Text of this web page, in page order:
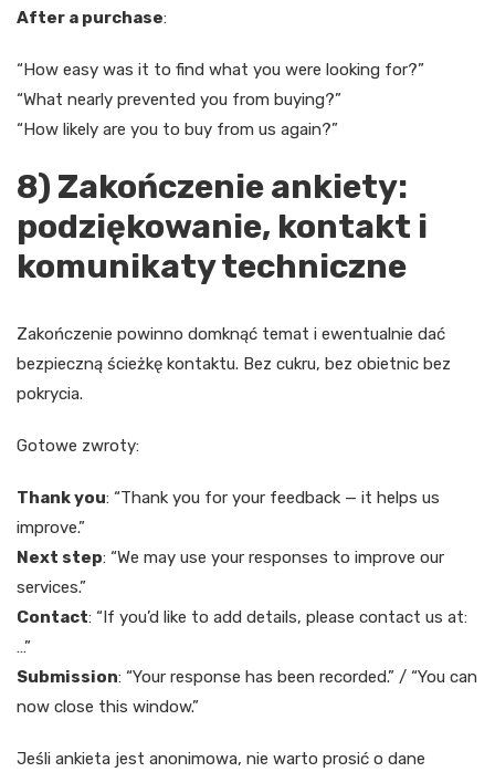
After a purchase:
“How easy was it to find what you were looking for?”
“What nearly prevented you from buying?”
“How likely are you to buy from us again?”
8) Zakończenie ankiety:
podziękowanie, kontakt i
komunikaty techniczne
Zakończenie powinno domknąć temat i ewentualnie dać
bezpieczną ścieżkę kontaktu. Bez cukru, bez obietnic bez
pokrycia.
Gotowe zwroty:
Thank you: “Thank you for your feedback — it helps us
improve.”
Next step: “We may use your responses to improve our
services.”
Contact: “If you’d like to add details, please contact us at:
…”
Submission: “Your response has been recorded.” / “You can
now close this window.”
Jeśli ankieta jest anonimowa, nie warto prosić o dane